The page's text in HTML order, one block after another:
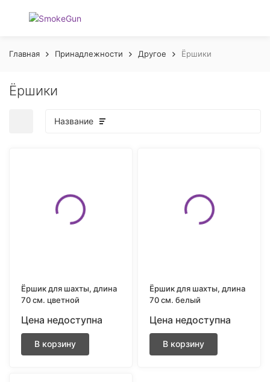
Главная Принадлежности Другое Ёршики
Ёршики
Название
Ёршик для шахты, длина
70 см. цветной
Цена недоступна
В корзину
Ёршик для шахты, длина
70 см. белый
Цена недоступна
В корзину